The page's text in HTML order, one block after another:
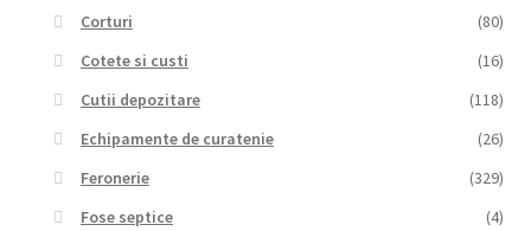
Corturi
(80)
Cotete si custi
(16)
Cutii depozitare
(118)
Echipamente de curatenie
(26)
Feronerie
(329)
Fose septice
(4)